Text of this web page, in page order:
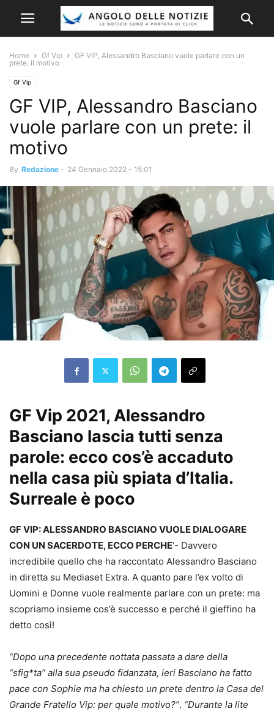
Home Gf Vip
GF VIP, Alessandro Basciano vuole parlare con un
prete: il motivo
Gf Vip
GF VIP, Alessandro Basciano
vuole parlare con un prete: il
motivo
By Redazione - 24 Gennaio 2022 - 15:01
GF Vip 2021, Alessandro
Basciano lascia tutti senza
parole: ecco cos’è accaduto
nella casa più spiata d’Italia.
Surreale è poco
GF VIP: ALESSANDRO BASCIANO VUOLE DIALOGARE
CON UN SACERDOTE, ECCO PERCHE‘- Davvero
incredibile quello che ha raccontato Alessandro Basciano
in diretta su Mediaset Extra. A quanto pare l’ex volto di
Uomini e Donne vuole realmente parlare con un prete: ma
scopriamo insieme cos’è successo e perché il gieffino ha
detto così!
“Dopo una precedente nottata passata a dare della
“sfig*ta” alla sua pseudo fidanzata, ieri Basciano ha fatto
pace con Sophie ma ha chiesto un prete dentro la Casa del
Grande Fratello Vip: per quale motivo?”. “Durante la lite